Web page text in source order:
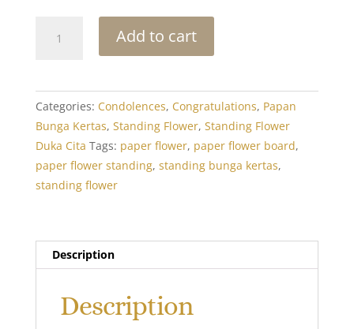
Rp 550.000,00.
is:
Rp 490.000,00.
Bunga
quantity
Add to cart
Categories: Condolences, Congratulations, Papan
Bunga Kertas, Standing Flower, Standing Flower
Duka Cita Tags: paper flower, paper flower board,
paper flower standing, standing bunga kertas,
standing flower
Description
Description